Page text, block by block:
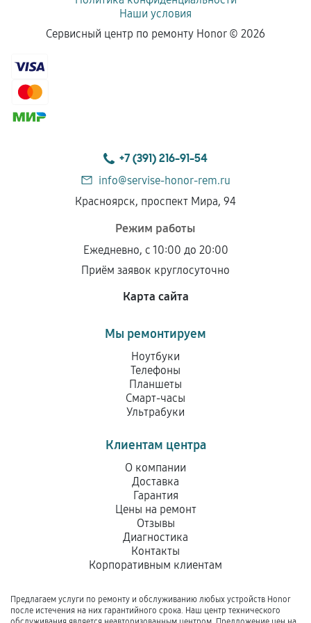
Наши условия
Сервисный центр по ремонту Honor © 2026
+7 (391) 216-91-54
info@servise-honor-rem.ru
Красноярск, проспект Мира, 94
Режим работы
Ежедневно, с 10:00 до 20:00
Приём заявок круглосуточно
Карта сайта
Мы ремонтируем
Ноутбуки
Телефоны
Планшеты
Смарт-часы
Ультрабуки
Клиентам центра
О компании
Доставка
Гарантия
Цены на ремонт
Отзывы
Диагностика
Контакты
Корпоративным клиентам
Предлагаем услуги по ремонту и обслуживанию любых устройств Honor
после истечения на них гарантийного срока. Наш центр технического